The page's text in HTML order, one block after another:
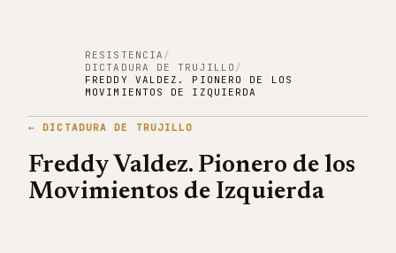
RESISTENCIA /
DICTADURA DE TRUJILLO /
FREDDY VALDEZ. PIONERO DE LOS
MOVIMIENTOS DE IZQUIERDA
← DICTADURA DE TRUJILLO
Freddy Valdez. Pionero de los
Movimientos de Izquierda